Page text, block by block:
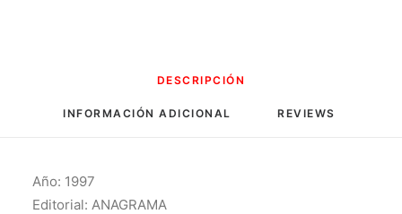
DESCRIPCIÓN
INFORMACIÓN ADICIONAL REVIEWS
Año: 1997
Editorial: ANAGRAMA